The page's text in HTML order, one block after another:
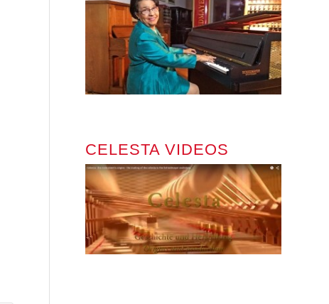
CELESTA VIDEOS